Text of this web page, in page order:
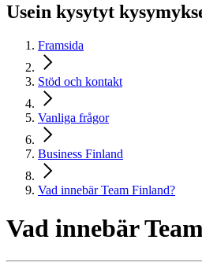
Usein kysytyt
Framsida
Stöd och kontakt
Vanliga frågor
Business Finland
Vad innebär Team Finland?
Vad innebär